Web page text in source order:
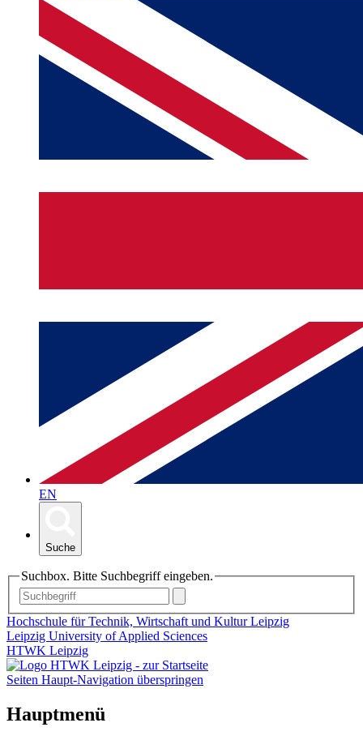
EN
Suche
Suchbox. Bitte Suchbegriff eingeben.
Hochschule für Technik, Wirtschaft und Kultur Leipzig
Leipzig University of Applied Sciences
HTWK Leipzig
Seiten Haupt-Navigation überspringen
Hauptmenü